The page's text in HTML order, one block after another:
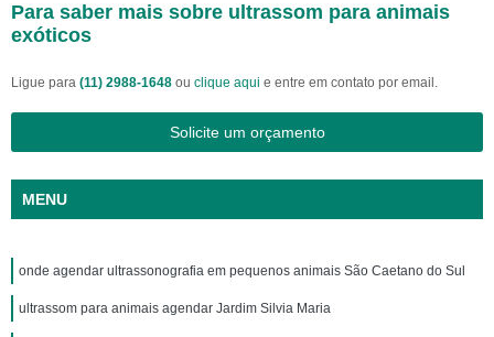
Para saber mais sobre ultrassom para animais
exóticos
Ligue para (11) 2988-1648 ou clique aqui e entre em contato por email.
Solicite um orçamento
MENU
onde agendar ultrassonografia em pequenos animais São Caetano do Sul
ultrassom para animais agendar Jardim Silvia Maria